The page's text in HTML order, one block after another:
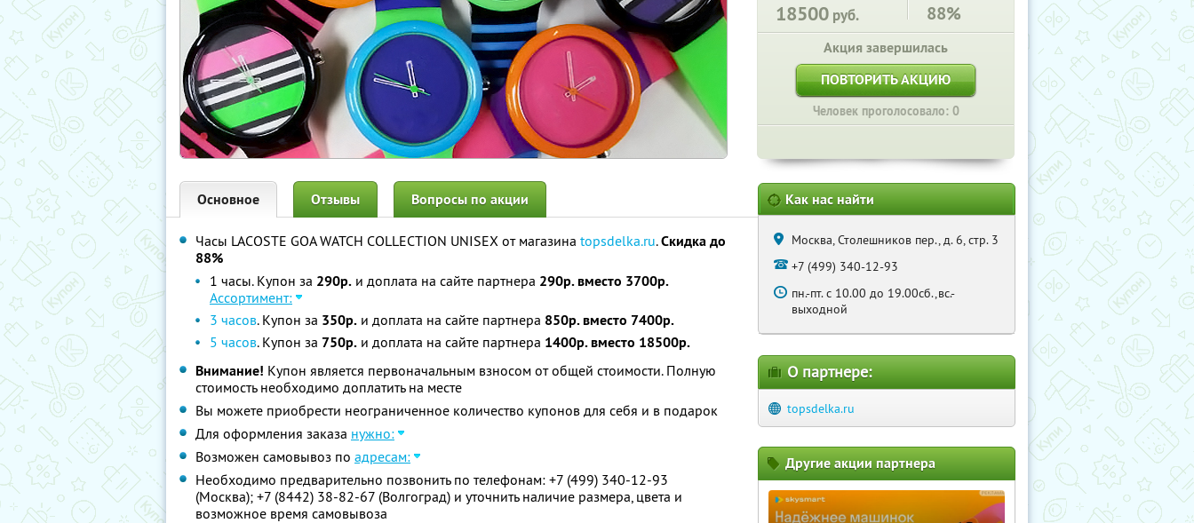
18500 руб. 88%
Акция завершилась
ПОВТОРИТЬ АКЦИЮ
Человек проголосовало: 0
Основное Отзывы Вопросы по акции
Часы LACOSTE GOA WATCH COLLECTION UNISEX от магазина topsdelka.ru.Скидка до
88%
1 часы. Купон за 290р. и доплата на сайте партнера 290р. вместо 3700р.
Ассортимент:
3 часов. Купон за 350р. и доплата на сайте партнера 850р. вместо 7400р.
5 часов. Купон за 750р. и доплата на сайте партнера 1400р. вместо 18500р.
Внимание! Купон является первоначальным взносом от общей стоимости. Полную
стоимость необходимо доплатить на месте
Вы можете приобрести неограниченное количество купонов для себя и в подарок
Для оформления заказа нужно:
Возможен самовывоз по адресам:
Необходимо предварительно позвонить по телефонам: +7 (499) 340-12-93
(Москва); +7 (8442) 38-82-67 (Волгоград) и уточнить наличие размера, цвета и
возможное время самовывоза
Как нас найти
Москва, Столешников пер., д. 6, стр. 3
+7 (499) 340-12-93
пн.-пт. с 10.00 до 19.00сб.,вс.-
выходной
О партнере:
topsdelka.ru
Другие акции партнера